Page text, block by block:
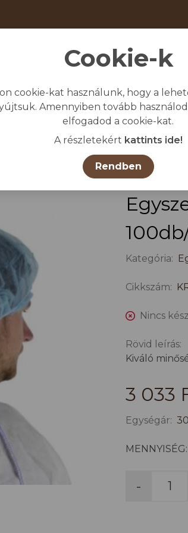
Védő-és munkaruházat
Kategória:
Cikkszám:
Nincs
Rövid leírás:
Kiváló
3 033
Egységár:
MENNYISÉG:
-
Cookie-k
cookie-kat használunk, hogy a
Amennyiben tovább
elfogadod a cookie-kat.
A részletekért kattints ide!
Rendben